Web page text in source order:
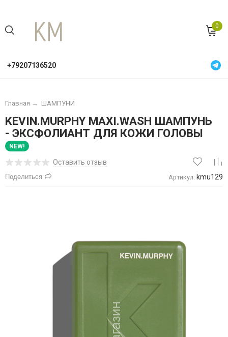
0
+79207136520
Главная → ШАМПУНИ
KEVIN.MURPHY MAXI.WASH ШАМПУНЬ
- ЭКСФОЛИАНТ ДЛЯ КОЖИ ГОЛОВЫ
NEW!
Оставить отзыв
Поделиться Артикул: kmu129